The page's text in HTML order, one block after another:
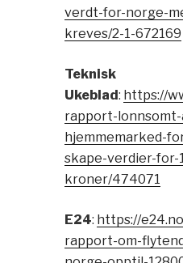
verdt-for-norge-
kreves/2-1-672169
Teknisk
Ukeblad: https://
rapport-lonnsomt-
hjemmemarked-
skape-verdier-for-
kroner/474071
E24: https://
rapport-om-